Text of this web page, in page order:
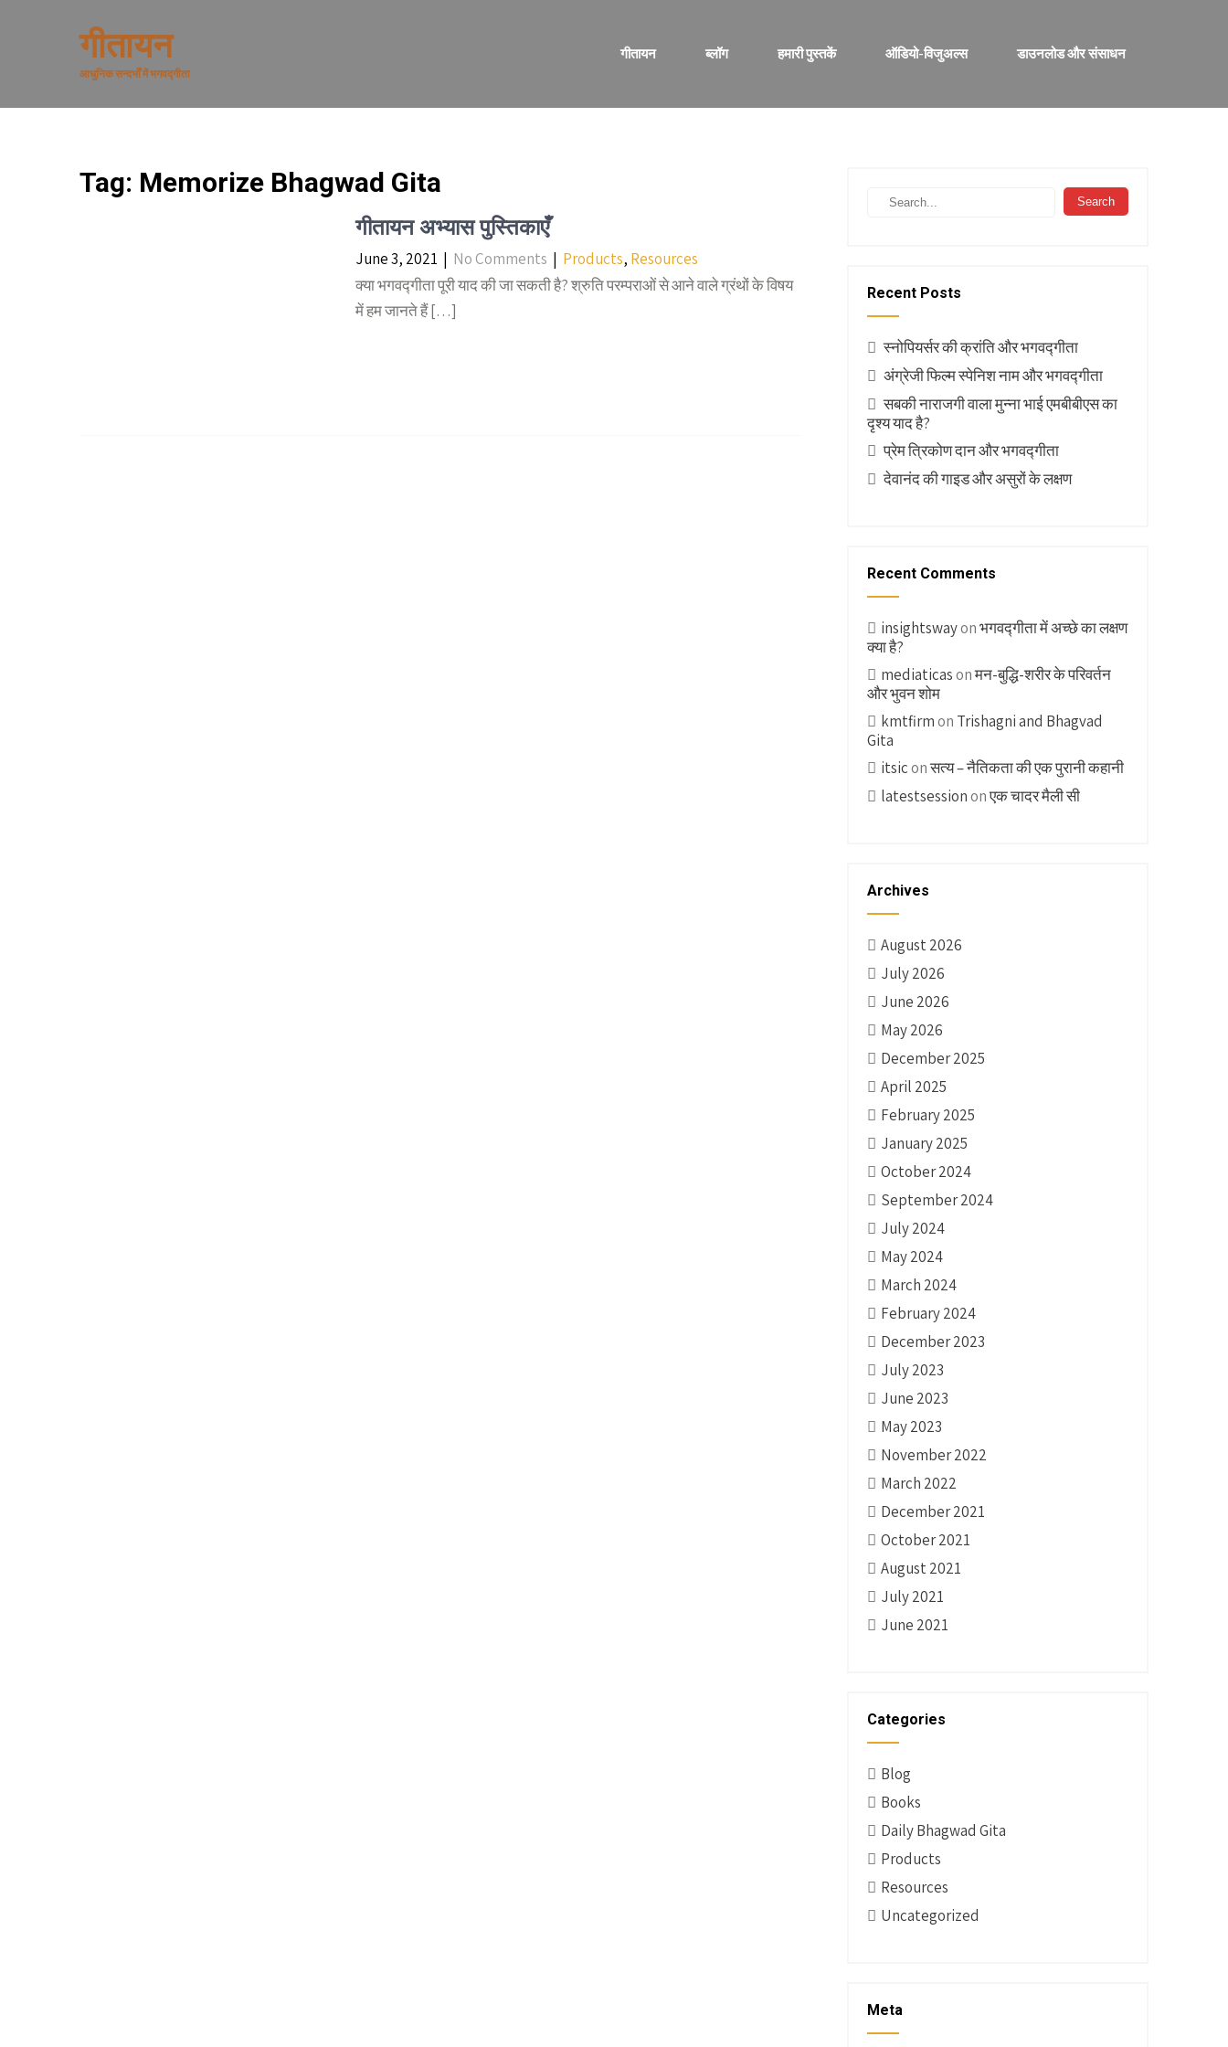
गीतायन
आधुनिक सन्दर्भों में भगवद्गीता
गीतायन ब्लॉग हमारी पुस्तकें ऑडियो-विजुअल्स डाउनलोड और संसाधन
Tag: Memorize Bhagwad Gita
गीतायन अभ्यास पुस्तिकाएँ
June 3, 2021 | No Comments | Products, Resources
क्या भगवद्गीता पूरी याद की जा सकती है? श्रुति परम्पराओं से आने वाले ग्रंथों के विषय
में हम जानते हैं […]
Recent Posts
स्नोपियर्सर की क्रांति और भगवद्गीता
अंग्रेजी फिल्म स्पेनिश नाम और भगवद्गीता
सबकी नाराजगी वाला मुन्ना भाई एमबीबीएस का
दृश्य याद है?
प्रेम त्रिकोण दान और भगवद्गीता
देवानंद की गाइड और असुरों के लक्षण
Recent Comments
insightswayonभगवद्गीता में अच्छे का लक्षण
क्या है?
mediaticasonमन-बुद्धि-शरीर के परिवर्तन
और भुवन शोम
kmtfirmon Trishagni and Bhagvad
Gita
itsiconसत्य – नैतिकता की एक पुरानी कहानी
latestsessiononएक चादर मैली सी
Archives
August 2026
July 2026
June 2026
May 2026
December 2025
April 2025
February 2025
January 2025
October 2024
September 2024
July 2024
May 2024
March 2024
February 2024
December 2023
July 2023
June 2023
May 2023
November 2022
March 2022
December 2021
October 2021
August 2021
July 2021
June 2021
Categories
Blog
Books
Daily Bhagwad Gita
Products
Resources
Uncategorized
Meta